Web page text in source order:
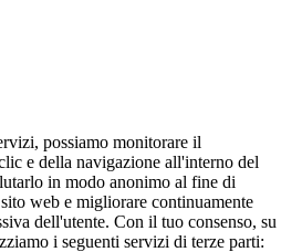
possiamo monitorare il
e della navigazione all'interno del
in modo anonimo al fine di
web e migliorare continuamente
dell'utente. Con il tuo consenso, su
i seguenti servizi di terze parti: